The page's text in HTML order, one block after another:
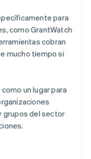
para
como GrantWatch
cobran
mucho tiempo si
un lugar para
grupos del sector